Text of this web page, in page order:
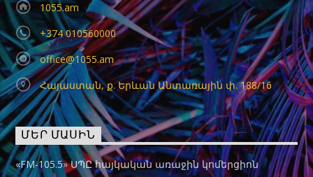
1055.am
+374 010560000
office@1055.am
Հայաստան, ք. Երևան Անտառային փ. 188/16
ՄԵՐ ՄԱՍԻՆ
«FM-105.5» ՍՊԸ հայկական առաջին կոմերցիոն